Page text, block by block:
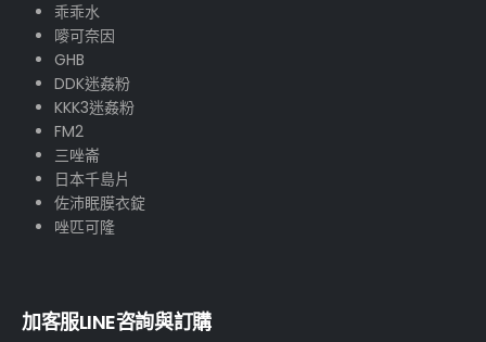
乖乖水
嘜可奈因
GHB
DDK迷姦粉
KKK3迷姦粉
FM2
三唑崙
日本千島片
佐沛眠膜衣錠
唑匹可隆
加客服LINE咨詢與訂購